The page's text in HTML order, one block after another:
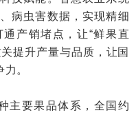
病虫害数据，实现精细
产销堵点，让“鲜果直
提升产量与品质，让国
。
主要果品体系，全国约